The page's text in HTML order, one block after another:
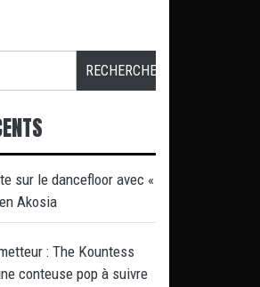
sur le dancefloor avec «
Akosia
: The Kountess
conteuse pop à suivre